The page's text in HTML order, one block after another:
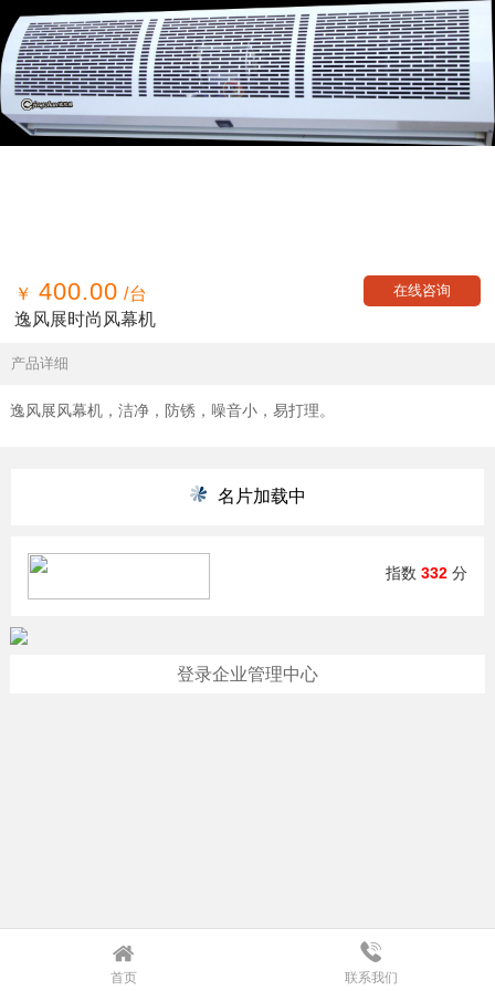
￥ 400.00 /台 在线咨询
逸风展时尚风幕机
产品详细
逸风展风幕机，洁净，防锈，噪音小，易打理。
名片加载中
指数 332 分
登录企业管理中心
首页 联系我们